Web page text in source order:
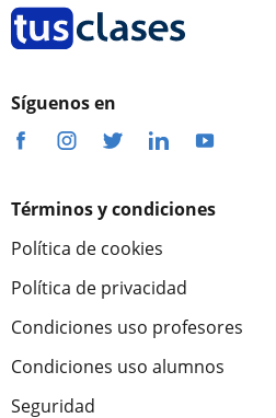
Síguenos en
Términos y condiciones
Política de cookies
Política de privacidad
Condiciones uso profesores
Condiciones uso alumnos
Seguridad